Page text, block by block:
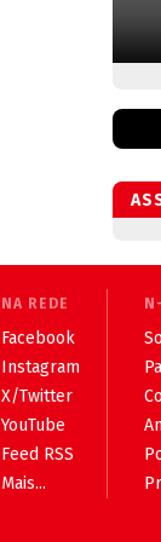
NA REDE
Facebook
Instagram
X/Twitter
YouTube
Feed RSS
Mais...